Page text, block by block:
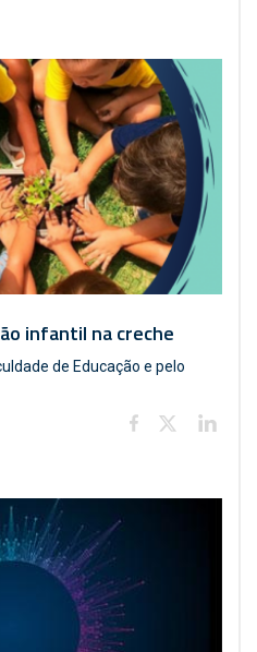
infantil na creche
de Educação e pelo